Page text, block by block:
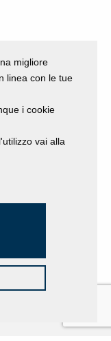
migliore
linea con le tue
i cookie
vai alla